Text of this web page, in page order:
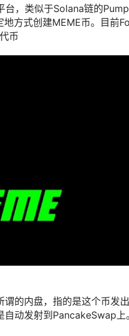
台，类似于Solana链的
方式创建MEME币。目前
币
的内盘，指的是这个币发
动发射到PancakeSwap